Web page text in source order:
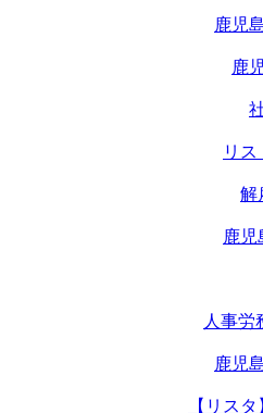
鹿児
鹿
リ
解
鹿児
人事労
鹿児
【リス